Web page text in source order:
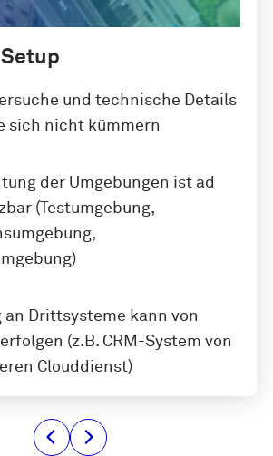
und technische Details
sich nicht kümmern
der Umgebungen ist ad
(Testumgebung,
an Drittsysteme kann von
(z.B. CRM-System von
Clouddienst)